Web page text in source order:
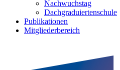
Nachwuchstag
Dachgraduiertenschule
Publikationen
Mitgliederbereich